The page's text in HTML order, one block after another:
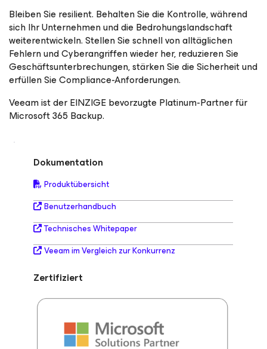
Bleiben Sie resilient. Behalten Sie die Kontrolle, während
sich Ihr Unternehmen und die Bedrohungslandschaft
weiterentwickeln. Stellen Sie schnell von alltäglichen
Fehlern und Cyberangriffen wieder her, reduzieren Sie
Geschäftsunterbrechungen, stärken Sie die Sicherheit und
erfüllen Sie Compliance-Anforderungen.
Veeam ist der EINZIGE bevorzugte Platinum-Partner für
Microsoft 365 Backup.
Dokumentation
Produktübersicht
Benutzerhandbuch
Technisches Whitepaper
Veeam im Vergleich zur Konkurrenz
Zertifiziert